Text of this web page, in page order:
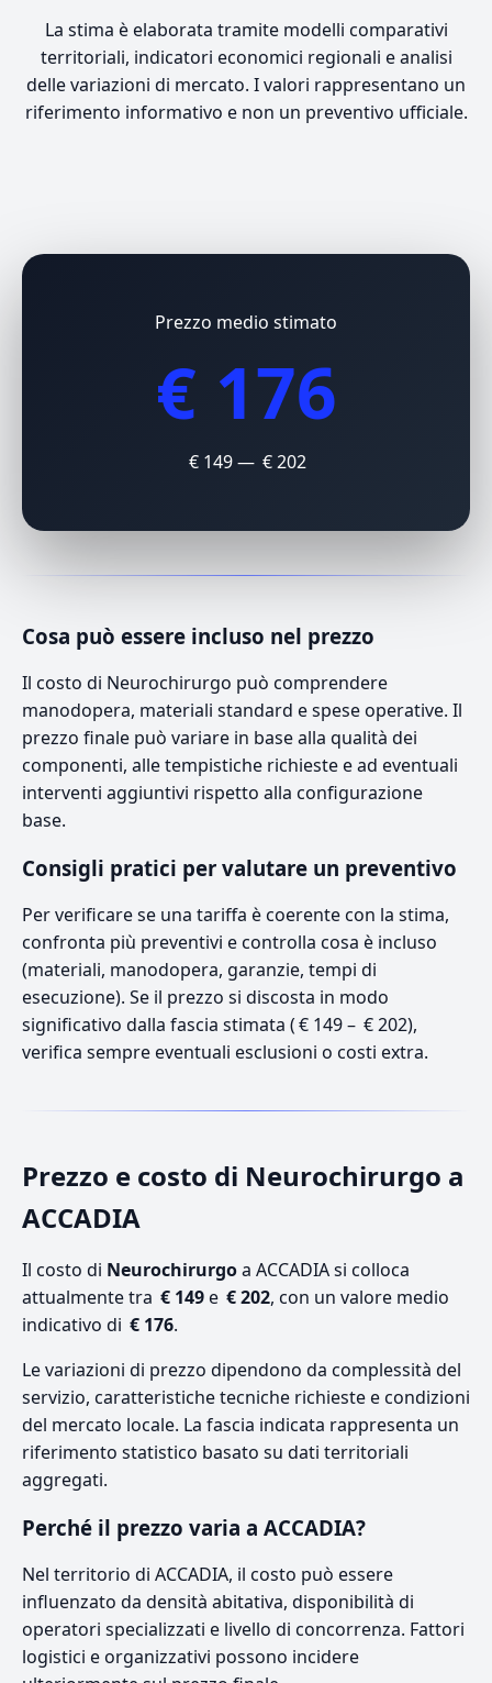
La stima è elaborata tramite modelli comparativi
territoriali, indicatori economici regionali e analisi
delle variazioni di mercato. I valori rappresentano un
riferimento informativo e non un preventivo ufficiale.
Prezzo medio stimato
€ 176
€ 149 — € 202
Cosa può essere incluso nel prezzo
Il costo di Neurochirurgo può comprendere
manodopera, materiali standard e spese operative. Il
prezzo finale può variare in base alla qualità dei
componenti, alle tempistiche richieste e ad eventuali
interventi aggiuntivi rispetto alla configurazione
base.
Consigli pratici per valutare un preventivo
Per verificare se una tariffa è coerente con la stima,
confronta più preventivi e controlla cosa è incluso
(materiali, manodopera, garanzie, tempi di
esecuzione). Se il prezzo si discosta in modo
significativo dalla fascia stimata ( € 149 – € 202),
verifica sempre eventuali esclusioni o costi extra.
Prezzo e costo di Neurochirurgo a
ACCADIA
Il costo di Neurochirurgoa ACCADIA si colloca
attualmente tra € 149e € 202, con un valore medio
indicativo di € 176.
Le variazioni di prezzo dipendono da complessità del
servizio, caratteristiche tecniche richieste e condizioni
del mercato locale. La fascia indicata rappresenta un
riferimento statistico basato su dati territoriali
aggregati.
Perché il prezzo varia a ACCADIA?
Nel territorio di ACCADIA, il costo può essere
influenzato da densità abitativa, disponibilità di
operatori specializzati e livello di concorrenza. Fattori
logistici e organizzativi possono incidere